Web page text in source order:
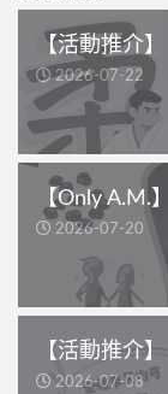
【活動推介
2026-07-22
【Only A.M.
2026-07-20
【活動推介
2026-07-08